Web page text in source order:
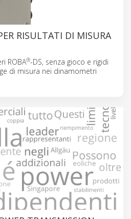
RISULTATI DI MISURA
ROBA®-DS, senza gioco e rigidi
di misura nei dinamometri